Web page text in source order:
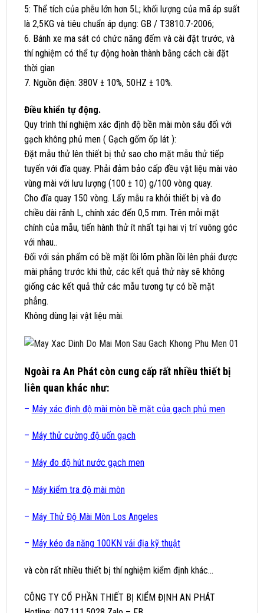
5: Thể tích của phễu lớn hơn 5L; khối lượng của mã áp suất
là 2,5KG và tiêu chuẩn áp dụng: GB / T3810.7-2006;
6. Bánh xe ma sát có chức năng đếm và cài đặt trước, và
thí nghiệm có thể tự động hoàn thành bằng cách cài đặt
thời gian
7. Nguồn điện: 380V ± 10%, 50HZ ± 10%.
Điều khiển tự động.
Quy trình thí nghiệm xác định độ bền mài mòn sâu đối với
gạch không phủ men ( Gạch gốm ốp lát ):
Đặt mẫu thử lên thiết bị thử sao cho mặt mẫu thử tiếp
tuyến với đĩa quay. Phải đảm bảo cấp đều vật liệu mài vào
vùng mài với lưu lượng (100 ± 10) g/100 vòng quay.
Cho đĩa quay 150 vòng. Lấy mẫu ra khỏi thiết bị và đo
chiều dài rãnh L, chính xác đến 0,5 mm. Trên mỗi mặt
chính của mẫu, tiến hành thử ít nhất tại hai vị trí vuông góc
với nhau..
Đối với sản phẩm có bề mặt lồi lõm phần lồi lên phải được
mài phẳng trước khi thử, các kết quả thử này sẽ không
giống các kết quả thử các mẫu tương tự có bề mặt
phẳng.
Không dùng lại vật liệu mài.
Ngoài ra An Phátcòn cung cấp rất nhiều thiết bị
liên quan khác như:
– Máy xác định độ mài mòn bề mặt của gạch phủ men
– Máy thử cường độ uốn gạch
– Máy đo độ hút nước gạch men
– Máy kiểm tra độ mài mòn
– Máy Thử Độ Mài Mòn Los Angeles
– Máy kéo đa năng 100KN vải địa kỹ thuật
và còn rất nhiều thiết bị thí nghiệm kiểm định khác…
CÔNG TY CỔ PHẦN THIẾT BỊ KIỂM ĐỊNH AN PHÁT